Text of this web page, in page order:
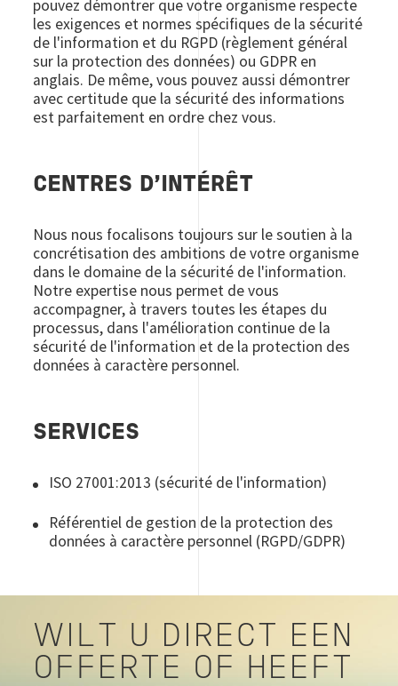
pouvez démontrer que votre organisme respecte
les exigences et normes spécifiques de la sécurité
de l'information et du RGPD (règlement général
sur la protection des données) ou GDPR en
anglais. De même, vous pouvez aussi démontrer
avec certitude que la sécurité des informations
est parfaitement en ordre chez vous.
CENTRES D'INTÉRÊT
Nous nous focalisons toujours sur le soutien à la
concrétisation des ambitions de votre organisme
dans le domaine de la sécurité de l'information.
Notre expertise nous permet de vous
accompagner, à travers toutes les étapes du
processus, dans l'amélioration continue de la
sécurité de l'information et de la protection des
données à caractère personnel.
SERVICES
ISO 27001:2013 (sécurité de l'information)
Référentiel de gestion de la protection des
données à caractère personnel (RGPD/GDPR)
WILT U DIRECT EEN
OFFERTE OF HEEFT